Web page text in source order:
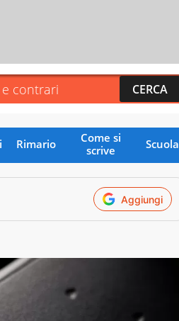
Rimario
Come si
scrive
Scuola
Aggiungi